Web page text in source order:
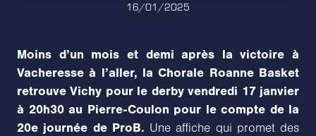
16/01/2025
Moins d’un mois et demi après la victoire à
Vacheresse à l’aller, la Chorale Roanne Basket
retrouve Vichy pour le derby vendredi 17 janvier
à 20h30 au Pierre-Coulon pour le compte de la
20e journée de ProB. Une affiche qui promet des